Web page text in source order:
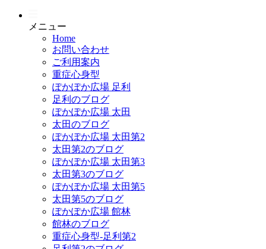
メニュー
Home
お問い合わせ
ご利用案内
重症心身型
ぽかぽか広場 足利
足利のブログ
ぽかぽか広場 太田
太田のブログ
ぽかぽか広場 太田第2
太田第2のブログ
ぽかぽか広場 太田第3
太田第3のブログ
ぽかぽか広場 太田第5
太田第5のブログ
ぽかぽか広場 館林
館林のブログ
重症心身型-足利第2